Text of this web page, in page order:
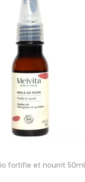
fortifie et nourrit 50ml